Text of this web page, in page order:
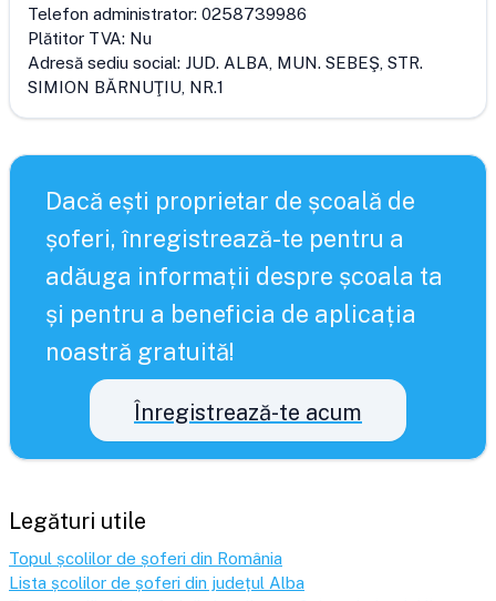
Telefon administrator: 0258739986
Plătitor TVA: Nu
Adresă sediu social: JUD. ALBA, MUN. SEBEŞ, STR.
SIMION BĂRNUŢIU, NR.1
Dacă ești proprietar de școală de
șoferi, înregistrează-te pentru a
adăuga informații despre școala ta
și pentru a beneficia de aplicația
noastră gratuită!
Înregistrează-te acum
Legături utile
Topul școlilor de șoferi din România
Lista școlilor de șoferi din județul Alba